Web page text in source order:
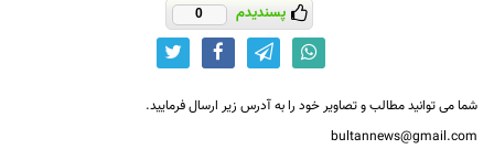
پسندیدم 0
شما می توانید مطالب و تصاویر خود را به آدرس زیر ارسال فرمایید.
bultannews@gmail.com